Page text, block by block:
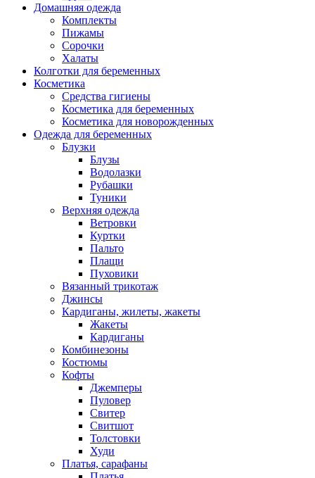
Домашняя одежда
Комплекты
Пижамы
Сорочки
Халаты
Колготки для беременных
Косметика
Cредства гигиены
Косметика для беременных
Косметика для новорожденных
Одежда для беременных
Блузки
Блузы
Водолазки
Рубашки
Туники
Верхняя одежда
Ветровки
Куртки
Пальто
Плащи
Пуховики
Вязанный трикотаж
Джинсы
Кардиганы, жилеты, жакеты
Жакеты
Кардиганы
Комбинезоны
Костюмы
Кофты
Джемперы
Пуловер
Свитер
Свитшот
Толстовки
Худи
Платья, сарафаны